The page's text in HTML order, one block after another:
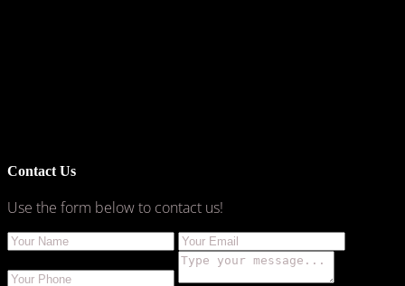
Contact Us
Use the form below to contact us!